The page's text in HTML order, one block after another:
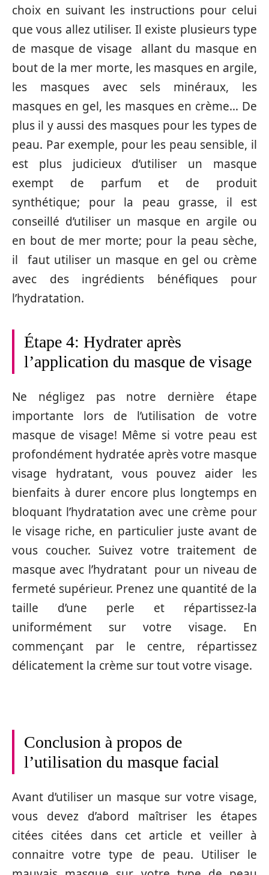
choix en suivant les instructions pour celui
que vous allez utiliser. Il existe plusieurs type
de masque de visage allant du masque en
bout de la mer morte, les masques en argile,
les masques avec sels minéraux, les
masques en gel, les masques en crème… De
plus il y aussi des masques pour les types de
peau. Par exemple, pour les peau sensible, il
est plus judicieux d’utiliser un masque
exempt de parfum et de produit
synthétique; pour la peau grasse, il est
conseillé d’utiliser un masque en argile ou
en bout de mer morte; pour la peau sèche,
il faut utiliser un masque en gel ou crème
avec des ingrédients bénéfiques pour
l’hydratation.
Étape 4: Hydrater après
l’application du masque de visage
Ne négligez pas notre dernière étape
importante lors de l’utilisation de votre
masque de visage! Même si votre peau est
profondément hydratée après votre masque
visage hydratant, vous pouvez aider les
bienfaits à durer encore plus longtemps en
bloquant l’hydratation avec une crème pour
le visage riche, en particulier juste avant de
vous coucher. Suivez votre traitement de
masque avec l’hydratant pour un niveau de
fermeté supérieur. Prenez une quantité de la
taille d’une perle et répartissez-la
uniformément sur votre visage. En
commençant par le centre, répartissez
délicatement la crème sur tout votre visage.
Conclusion à propos de
l’utilisation du masque facial
Avant d’utiliser un masque sur votre visage,
vous devez d’abord maîtriser les étapes
citées citées dans cet article et veiller à
connaitre votre type de peau. Utiliser le